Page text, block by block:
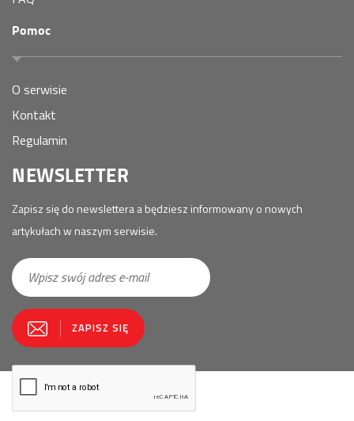
Pomoc
O serwisie
Kontakt
Regulamin
NEWSLETTER
Zapisz się do newslettera a będziesz informowany o nowych
artykułach w naszym serwisie.
E-
mail
*
ZAPISZ SIĘ